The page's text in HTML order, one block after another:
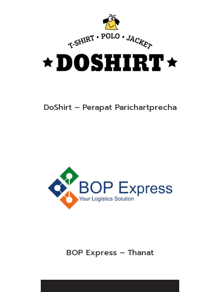
DoShirt – Perapat Parichartprecha
BOP Express – Thanat